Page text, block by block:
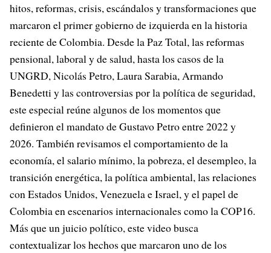
hitos, reformas, crisis, escándalos y transformaciones que
marcaron el primer gobierno de izquierda en la historia
reciente de Colombia. Desde la Paz Total, las reformas
pensional, laboral y de salud, hasta los casos de la
UNGRD, Nicolás Petro, Laura Sarabia, Armando
Benedetti y las controversias por la política de seguridad,
este especial reúne algunos de los momentos que
definieron el mandato de Gustavo Petro entre 2022 y
2026. También revisamos el comportamiento de la
economía, el salario mínimo, la pobreza, el desempleo, la
transición energética, la política ambiental, las relaciones
con Estados Unidos, Venezuela e Israel, y el papel de
Colombia en escenarios internacionales como la COP16.
Más que un juicio político, este video busca
contextualizar los hechos que marcaron uno de los